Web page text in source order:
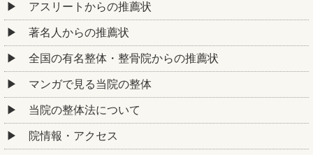
アスリートからの推薦状
著名人からの推薦状
全国の有名整体・整骨院からの推薦状
マンガで見る当院の整体
当院の整体法について
院情報・アクセス